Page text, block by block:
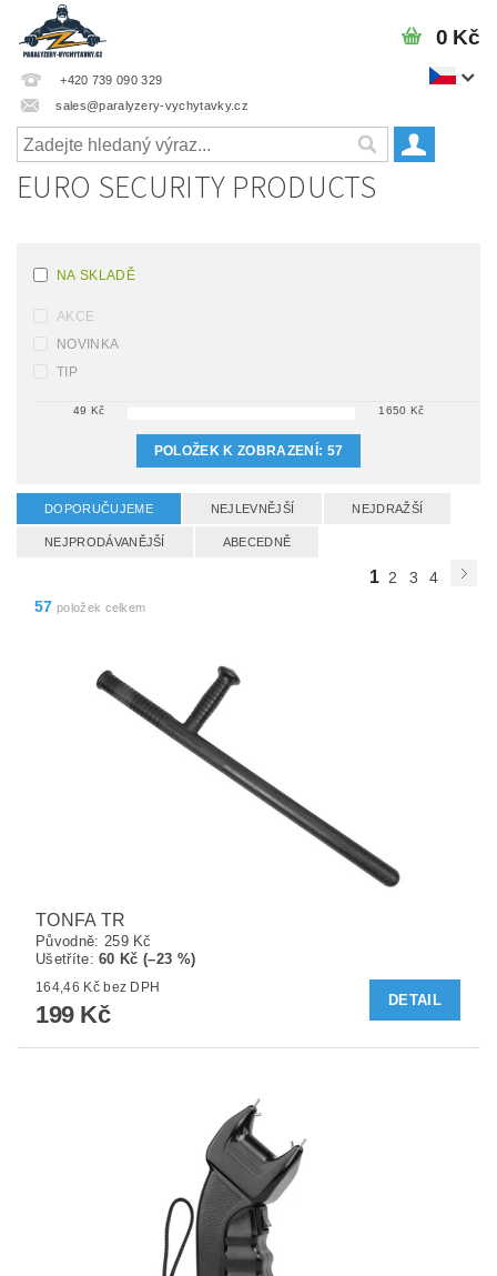
+420 739 090 329
sales@paralyzery-vychytavky.cz
0 Kč
EURO SECURITY PRODUCTS
NA SKLADĚ
AKCE
NOVINKA
TIP
49 Kč 1650 Kč
POLOŽEK K ZOBRAZENÍ: 57
DOPORUČUJEME NEJLEVNĚJŠÍ NEJDRAŽŠÍ
NEJPRODÁVANĚJŠÍ ABECEDNĚ
1 2 3
4
57 položek celkem
TONFA TR
Původně: 259 Kč
Ušetříte:60 Kč (–23 %)
164,46 Kč bez DPH
199 Kč
DETAIL